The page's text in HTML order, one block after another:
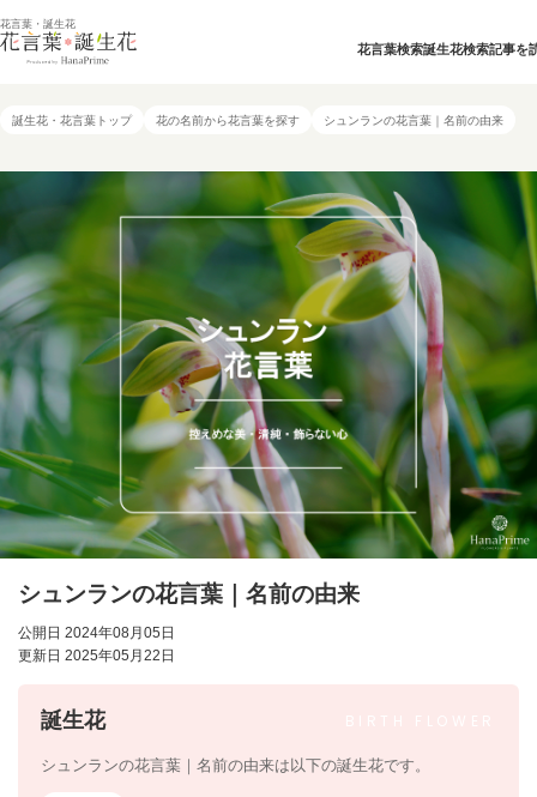
花言葉・誕生花
花言葉検索誕生花検索記事を
誕生花・花言葉トップ 花の名前から花言葉を探す シュンランの花言葉｜名前の由来
シュンランの花言葉｜名前の由来
公開日 2024年08月05日
更新日 2025年05月22日
誕生花
シュンランの花言葉｜名前の由来は以下の誕生花です。